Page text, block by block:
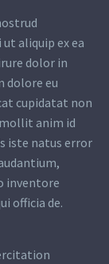
aliquip ex ea
dolor in
dolore eu
cupidatat non
anim id
iste natus error
inventore
officia de.